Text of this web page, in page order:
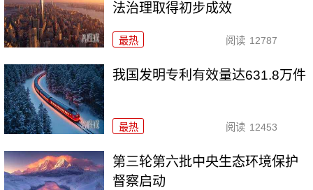
法治理取得初步成效
最热 阅读 12787
我国发明专利有效量达631.8万件
最热 阅读 12453
第三轮第六批中央生态环境保护
督察启动